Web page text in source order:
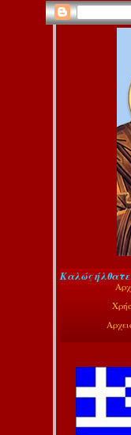
Καλώς ήλθατε